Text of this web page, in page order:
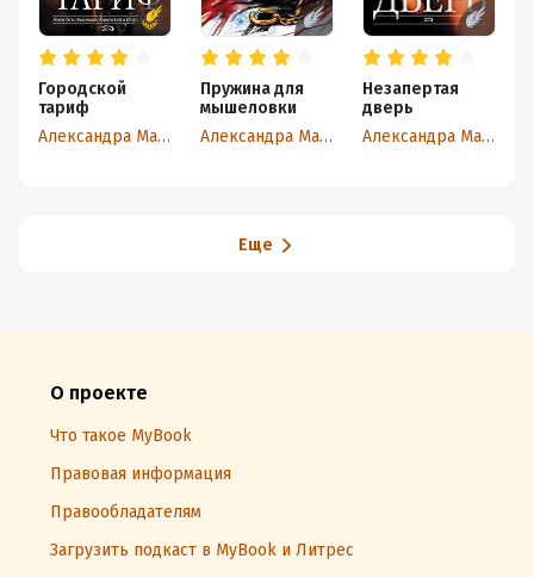
Городской
тариф
Александра Маринина
Пружина для
мышеловки
Александра Маринина
Незапертая
дверь
Александра Маринина
Еще
О проекте
Что такое MyBook
Правовая информация
Правообладателям
Загрузить подкаст в MyBook и Литрес